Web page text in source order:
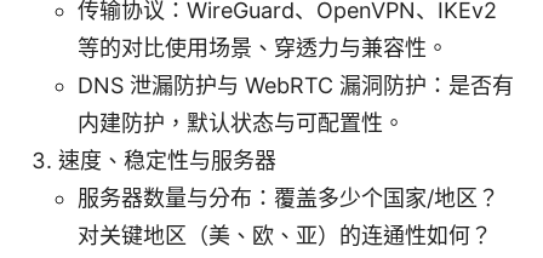
传输协议：WireGuard、OpenVPN、IKEv2
等的对比使用场景、穿透力与兼容性。
DNS 泄漏防护与 WebRTC 漏洞防护：是否有
内建防护，默认状态与可配置性。
速度、稳定性与服务器
服务器数量与分布：覆盖多少个国家/地区？
对关键地区（美、欧、亚）的连通性如何？